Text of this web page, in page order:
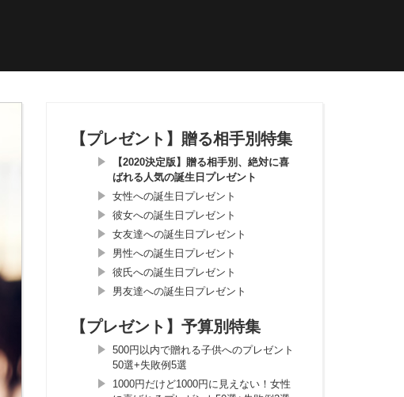
【プレゼント】贈る相手別特集
【2020決定版】贈る相手別、絶対に喜
ばれる人気の誕生日プレゼント
女性への誕生日プレゼント
彼女への誕生日プレゼント
女友達への誕生日プレゼント
男性への誕生日プレゼント
彼氏への誕生日プレゼント
男友達への誕生日プレゼント
【プレゼント】予算別特集
500円以内で贈れる子供へのプレゼント
50選+失敗例5選
1000円だけど1000円に見えない！女性